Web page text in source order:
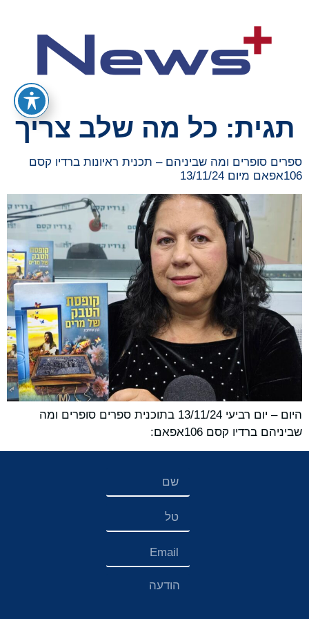
תגית: כל מה שלב צריך
ספרים סופרים ומה שביניהם – תכנית ראיונות ברדיו קסם
106אפאם מיום 13/11/24
היום – יום רביעי 13/11/24 בתוכנית ספרים סופרים ומה
שביניהם ברדיו קסם 106אפאם: